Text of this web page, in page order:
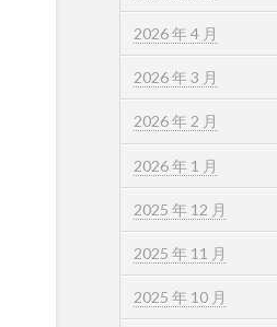
2026 年 4 月
2026 年 3 月
2026 年 2 月
2026 年 1 月
2025 年 12 月
2025 年 11 月
2025 年 10 月